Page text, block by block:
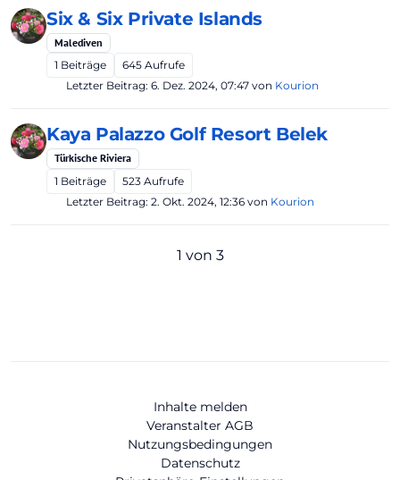
Six & Six Private Islands
Malediven
1 Beiträge 645 Aufrufe
Letzter Beitrag: 6. Dez. 2024, 07:47 von Kourion
Kaya Palazzo Golf Resort Belek
Türkische Riviera
1 Beiträge 523 Aufrufe
Letzter Beitrag: 2. Okt. 2024, 12:36 von Kourion
1 von 3
Inhalte melden
Veranstalter AGB
Nutzungsbedingungen
Datenschutz